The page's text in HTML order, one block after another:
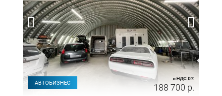
АВТОБИЗНЕС
с НДС 0%
188 700 р.